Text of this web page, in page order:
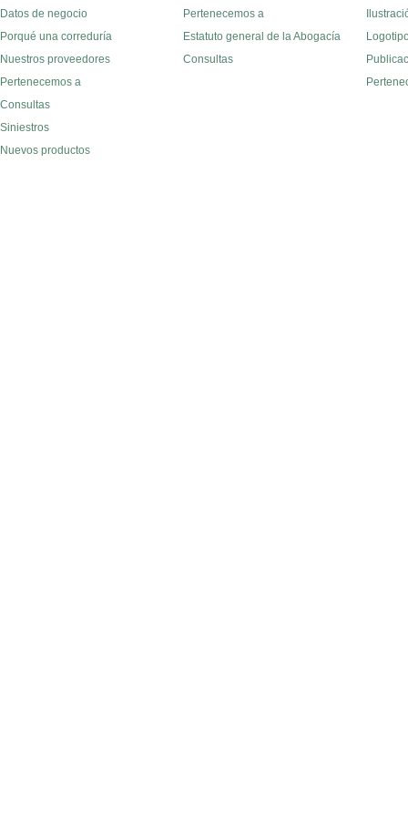
Datos de negocio
Porqué una correduría
Nuestros proveedores
Pertenecemos a
Consultas
Siniestros
Nuevos productos
Pertenecemos a
Estatuto general de la Abogacía
Consultas